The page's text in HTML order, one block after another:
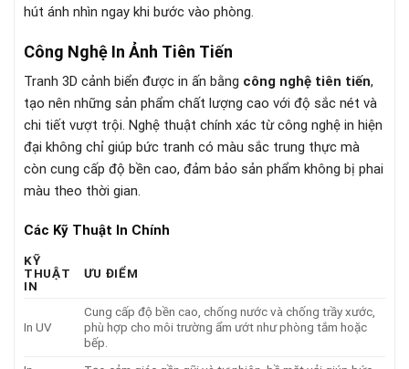
hút ánh nhìn ngay khi bước vào phòng.
Công Nghệ In Ảnh Tiên Tiến
Tranh 3D cảnh biển được in ấn bằng công nghệ tiên tiến,
tạo nên những sản phẩm chất lượng cao với độ sắc nét và
chi tiết vượt trội. Nghệ thuật chính xác từ công nghệ in hiện
đại không chỉ giúp bức tranh có màu sắc trung thực mà
còn cung cấp độ bền cao, đảm bảo sản phẩm không bị phai
màu theo thời gian.
Các Kỹ Thuật In Chính
KỸ
THUẬT
IN
ƯU ĐIỂM
In UV
Cung cấp độ bền cao, chống nước và chống trầy xước,
phù hợp cho môi trường ẩm ướt như phòng tắm hoặc
bếp.